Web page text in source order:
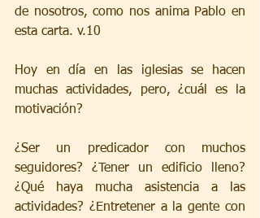
de nosotros, como nos anima Pablo en
esta carta. v.10
Hoy en día en las iglesias se hacen
muchas actividades, pero, ¿cuál es la
motivación?
¿Ser un predicador con muchos
seguidores? ¿Tener un edificio lleno?
¿Qué haya mucha asistencia a las
actividades? ¿Entretener a la gente con